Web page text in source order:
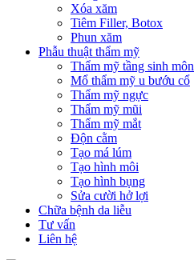
Xóa xăm
Tiêm Filler, Botox
Phun xăm
Phẫu thuật thẩm mỹ
Thẩm mỹ tầng sinh môn
Mổ thẩm mỹ u bướu cổ
Thẩm mỹ ngực
Thẩm mỹ mũi
Thẩm mỹ mắt
Độn cằm
Tạo má lúm
Tạo hình môi
Tạo hình bụng
Sửa cười hở lợi
Chữa bệnh da liễu
Tư vấn
Liên hệ